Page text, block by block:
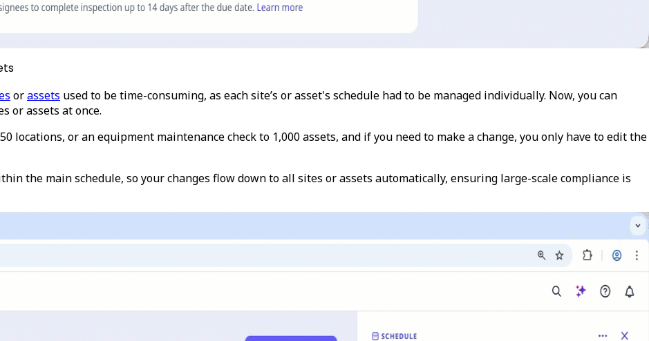
orassets used to be time-consuming, as each site’s or asset's schedule had to be managed individually. Now, you can
or assets at once.
locations, or an equipment maintenance check to 1,000 assets, and if you need to make a change, you only have to edit the
the main schedule, so your changes flow down to all sites or assets automatically, ensuring large-scale compliance is